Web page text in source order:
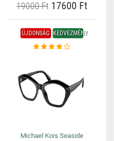
19000 Ft17600 Ft
ÚJDONSÁG KEDVEZMÉNY
Michael Kors Seaside